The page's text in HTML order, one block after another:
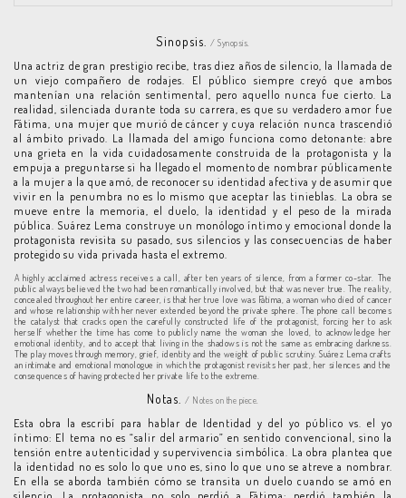
Sinopsis./ Synopsis.
Una actriz de gran prestigio recibe, tras diez años de silencio, la llamada de
un viejo compañero de rodajes. El público siempre creyó que ambos
mantenían una relación sentimental, pero aquello nunca fue cierto. La
realidad, silenciada durante toda su carrera, es que su verdadero amor fue
Fátima, una mujer que murió de cáncer y cuya relación nunca trascendió
al ámbito privado. La llamada del amigo funciona como detonante: abre
una grieta en la vida cuidadosamente construida de la protagonista y la
empuja a preguntarse si ha llegado el momento de nombrar públicamente
a la mujer a la que amó, de reconocer su identidad afectiva y de asumir que
vivir en la penumbra no es lo mismo que aceptar las tinieblas. La obra se
mueve entre la memoria, el duelo, la identidad y el peso de la mirada
pública. Suárez Lema construye un monólogo íntimo y emocional donde la
protagonista revisita su pasado, sus silencios y las consecuencias de haber
protegido su vida privada hasta el extremo.
A highly acclaimed actress receives a call, after ten years of silence, from a former co-star. The
public always believed the two had been romantically involved, but that was never true. The reality,
concealed throughout her entire career, is that her true love was Fátima, a woman who died of cancer
and whose relationship with her never extended beyond the private sphere. The phone call becomes
the catalyst that cracks open the carefully constructed life of the protagonist, forcing her to ask
herself whether the time has come to publicly name the woman she loved, to acknowledge her
emotional identity, and to accept that living in the shadows is not the same as embracing darkness.
The play moves through memory, grief, identity and the weight of public scrutiny. Suárez Lema crafts
an intimate and emotional monologue in which the protagonist revisits her past, her silences and the
consequences of having protected her private life to the extreme.
Notas./ Notes on the piece.
Esta obra la escribí para hablar de Identidad y del yo público vs. el yo
íntimo: El tema no es “salir del armario” en sentido convencional, sino la
tensión entre autenticidad y supervivencia simbólica. La obra plantea que
la identidad no es solo lo que uno es, sino lo que uno se atreve a nombrar.
En ella se aborda también cómo se transita un duelo cuando se amó en